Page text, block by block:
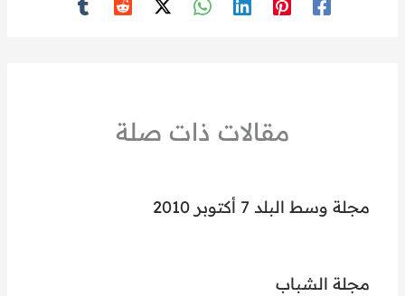
مقالات ذات صلة
مجلة وسط البلد 7 أكتوبر 2010
مجلة الشباب